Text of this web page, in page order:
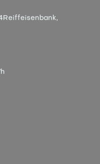
Reiffeisenbank,